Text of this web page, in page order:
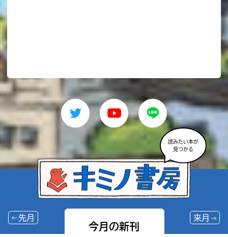
読みたい本が
見つかる
今月の新刊
先月 来月